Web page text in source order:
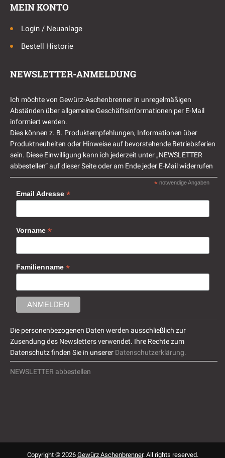
MEIN KONTO
Login / Neuanlage
Bestell Historie
NEWSLETTER-ANMELDUNG
Ich möchte von Gewürz-Aschenbrenner in unregelmäßigen
Abständen über allgemeine Geschäftsinformationen per E-Mail
informiert werden.
Dies können z. B. Produktempfehlungen, Informationen über
Produktneuheiten oder Hinweise auf bevorstehende Betriebsferien
sein. Diese Einwilligung kann ich jederzeit unter „NEWSLETTER
abbestellen“ auf dieser Seite oder am Ende jeder E-Mail widerrufen
*notwendige Angaben
Email Adresse *
Vorname *
Familienname *
Die personenbezogenen Daten werden ausschließlich zur
Zusendung des Newsletters verwendet. Ihre Rechte zum
Datenschutz finden Sie in unserer Datenschutzerklärung.
NEWSLETTER abbestellen
Copyright © 2026 Gewürz Aschenbrenner. All rights reserved.